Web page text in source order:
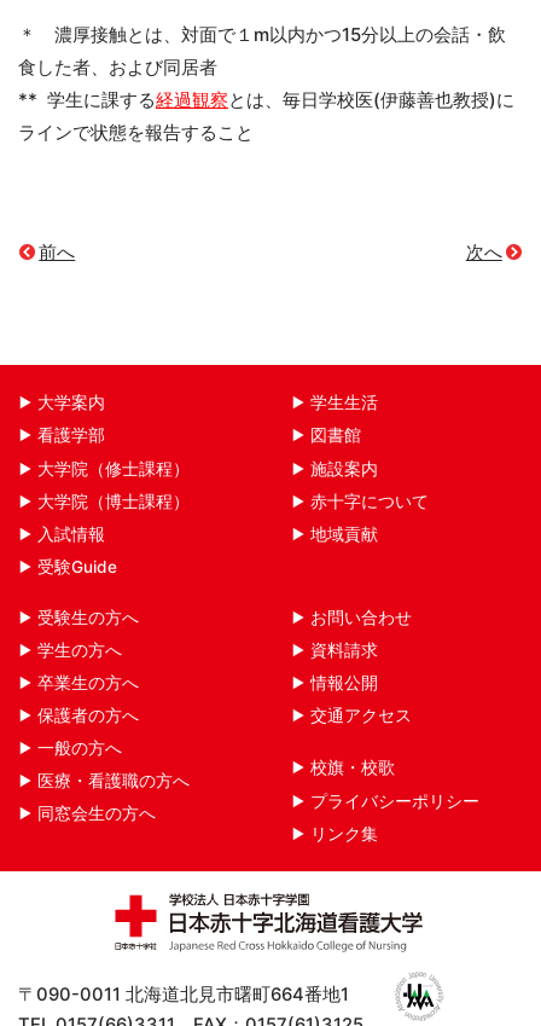
＊ 濃厚接触とは、対面で１m以内かつ15分以上の会話・飲
食した者、および同居者
** 学生に課する経過観察とは、毎日学校医(伊藤善也教授)に
ラインで状態を報告すること
前へ 次へ
大学案内
看護学部
大学院（修士課程）
大学院（博士課程）
入試情報
受験Guide
学生生活
図書館
施設案内
赤十字について
地域貢献
受験生の方へ
学生の方へ
卒業生の方へ
保護者の方へ
一般の方へ
医療・看護職の方へ
同窓会生の方へ
お問い合わせ
資料請求
情報公開
交通アクセス
校旗・校歌
プライバシーポリシー
リンク集
〒090-0011 北海道北見市曙町664番地1